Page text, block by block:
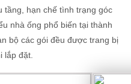
tầng, hạn chế tình trạng góc
nhà ống phổ biến tại thành
bộ các gói đều được trang bị
lắp đặt.